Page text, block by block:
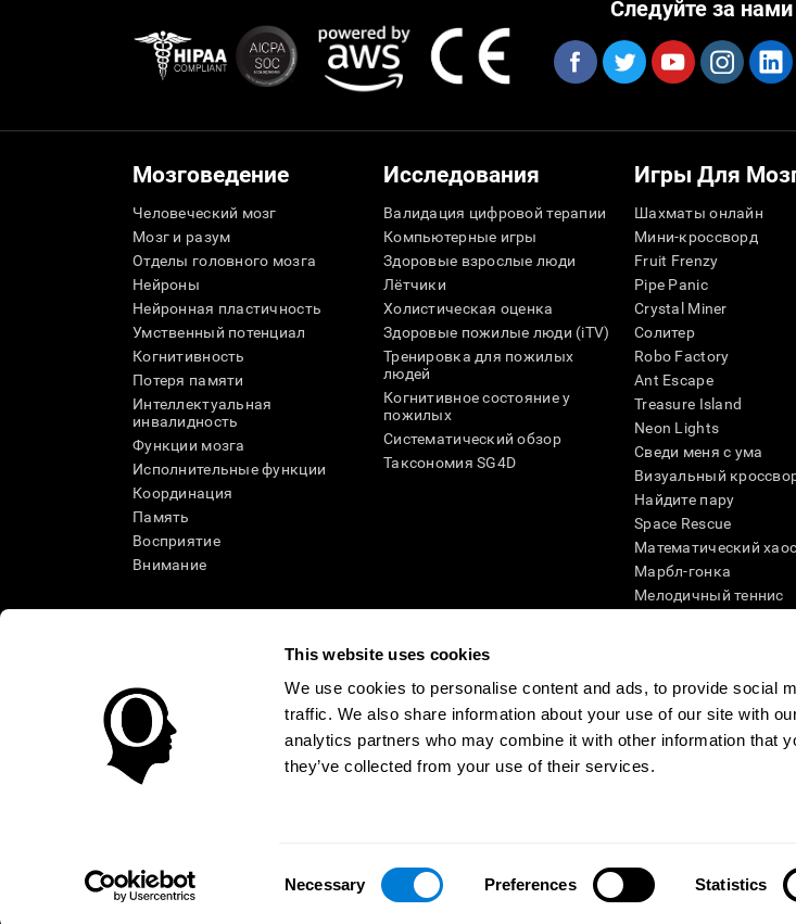
This website uses cookies
We use cookies to personalise content and ads, to provide social
traffic. We also share information about your use of our site with
analytics partners who may combine it with other information that
they’ve collected from your use of their services.
Necessary Preferences Statistics
Следуйте за нами
Мозговедение
Человеческий мозг
Мозг и разум
Отделы головного мозга
Нейроны
Нейронная пластичность
Умственный потенциал
Когнитивность
Потеря памяти
Интеллектуальная
инвалидность
Функции мозга
Исполнительные функции
Координация
Память
Восприятие
Внимание
Исследования
Валидация цифровой терапии
Компьютерные игры
Здоровые взрослые люди
Лётчики
Холистическая оценка
Здоровые пожилые люди (iTV)
Тренировка для пожилых
людей
Когнитивное состояние у
пожилых
Систематический обзор
Таксономия SG4D
Игры Для
Шахматы онлайн
Мини-кроссворд
Fruit Frenzy
Pipe Panic
Crystal Miner
Солитер
Robo Factory
Ant Escape
Treasure Island
Neon Lights
Сведи меня с ума
Визуальный
Найдите пару
Space Rescue
Математический хаос
Марбл-гонка
Мелодичный теннис
Цветовая гонка
Художественный
КАЗАХСТАН